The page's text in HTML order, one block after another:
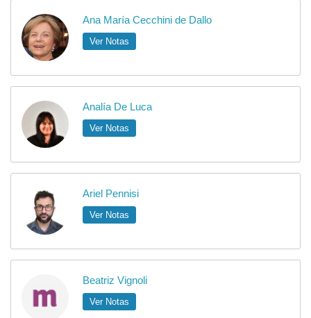
Ana María Cecchini de Dallo
Ver Notas
Analía De Luca
Ver Notas
Ariel Pennisi
Ver Notas
Beatriz Vignoli
Ver Notas